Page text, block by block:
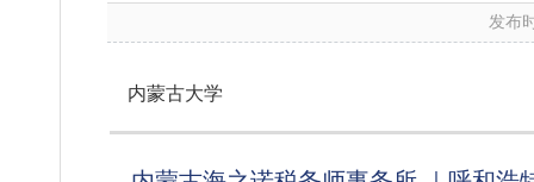
发布
内蒙古大学